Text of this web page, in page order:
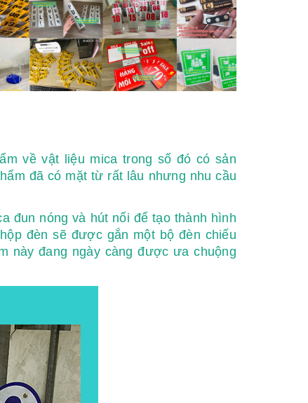
về vật liệu mica trong số đó có sản
đã có mặt từ rất lâu nhưng nhu cầu
đun nóng và hút nổi để tạo thành hình
đèn sẽ được gắn một bộ đèn chiếu
này đang ngày càng được ưa chuộng